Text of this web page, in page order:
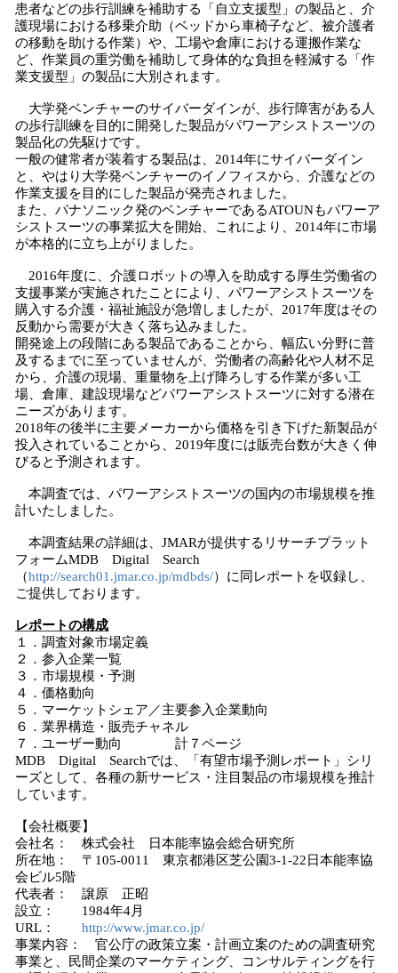
患者などの歩行訓練を補助する「自立支援型」の製品と、介
護現場における移乗介助（ベッドから車椅子など、被介護者
の移動を助ける作業）や、工場や倉庫における運搬作業な
ど、作業員の重労働を補助して身体的な負担を軽減する「作
業支援型」の製品に大別されます。
大学発ベンチャーのサイバーダインが、歩行障害がある人
の歩行訓練を目的に開発した製品がパワーアシストスーツの
製品化の先駆けです。
一般の健常者が装着する製品は、2014年にサイバーダイン
と、やはり大学発ベンチャーのイノフィスから、介護などの
作業支援を目的にした製品が発売されました。
また、パナソニック発のベンチャーであるATOUNもパワーア
シストスーツの事業拡大を開始、これにより、2014年に市場
が本格的に立ち上がりました。
2016年度に、介護ロボットの導入を助成する厚生労働省の
支援事業が実施されたことにより、パワーアシストスーツを
購入する介護・福祉施設が急増しましたが、2017年度はその
反動から需要が大きく落ち込みました。
開発途上の段階にある製品であることから、幅広い分野に普
及するまでに至っていませんが、労働者の高齢化や人材不足
から、介護の現場、重量物を上げ降ろしする作業が多い工
場、倉庫、建設現場などパワーアシストスーツに対する潜在
ニーズがあります。
2018年の後半に主要メーカーから価格を引き下げた新製品が
投入されていることから、2019年度には販売台数が大きく伸
びると予測されます。
本調査では、パワーアシストスーツの国内の市場規模を推
計いたしました。
本調査結果の詳細は、JMARが提供するリサーチプラット
フォームMDB Digital Search
（http://search01.jmar.co.jp/mdbds/）に同レポートを収録し、
ご提供しております。
レポートの構成
１．調査対象市場定義
２．参入企業一覧
３．市場規模・予測
４．価格動向
５．マーケットシェア／主要参入企業動向
６．業界構造・販売チャネル
７．ユーザー動向 計７ページ
MDB Digital Searchでは、「有望市場予測レポート」シリ
ーズとして、各種の新サービス・注目製品の市場規模を推計
しています。
【会社概要】
会社名： 株式会社 日本能率協会総合研究所
所在地： 〒105-0011 東京都港区芝公園3-1-22日本能率協
会ビル5階
代表者： 譲原 正昭
設立： 1984年4月
URL： http://www.jmar.co.jp/
事業内容： 官公庁の政策立案・計画立案のための調査研究
事業と、民間企業のマーケティング、コンサルティングを行